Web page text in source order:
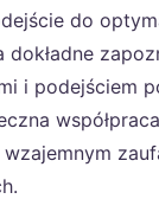
do
i podejściem
wzajemnym